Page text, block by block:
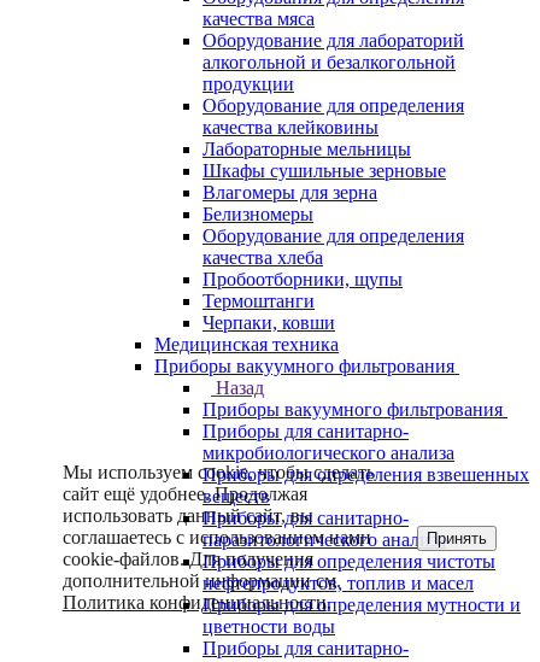
качества мяса
Оборудование для лабораторий
алкогольной и безалкогольной
продукции
Оборудование для определения
качества клейковины
Лабораторные мельницы
Шкафы сушильные зерновые
Влагомеры для зерна
Белизномеры
Оборудование для определения
качества хлеба
Пробоотборники, щупы
Термоштанги
Черпаки, ковши
Медицинская техника
Приборы вакуумного фильтрования
Назад
Приборы вакуумного фильтрования
Приборы для санитарно-
микробиологического анализа
Приборы для определения взвешенных
веществ
Приборы для санитарно-
паразитологического анализа
Приборы для определения чистоты
нефтепродуктов, топлив и масел
Приборы для определения мутности и
цветности воды
Приборы для санитарно-
Мы используем cookie, чтобы сделать
сайт ещё удобнее. Продолжая
использовать данный сайт, вы
соглашаетесь с использованием нами
cookie-файлов. Для получения
дополнительной информации см.
Политика конфиденциальности.
Принять